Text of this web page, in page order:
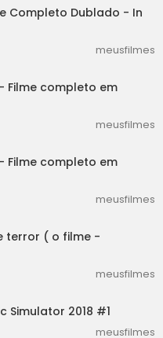
Completo Dublado - In
meusfilmes
Filme completo em
meusfilmes
Filme completo em
meusfilmes
terror ( o filme -
meusfilmes
Simulator 2018 #1
meusfilmes